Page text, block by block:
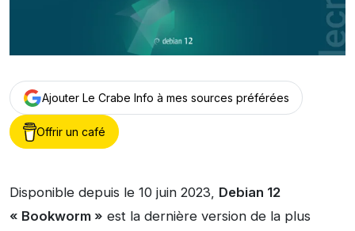
Ajouter Le Crabe Info à mes sources préférées
Offrir un café
Disponible depuis le 10 juin 2023, Debian 12
« Bookworm » est la dernière version de la plus